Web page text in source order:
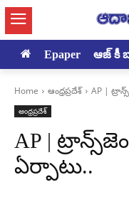
Epaper ఆజ్ కీ
Home ఆంధ్రప్రదేశ్ AP |
ఆంధ్రప్రదేశ్
AP |
ఏర్పాటు..